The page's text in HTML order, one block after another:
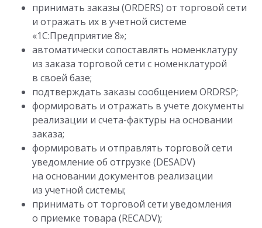
принимать заказы (ORDERS) от торговой сети
и отражать их в учетной системе
«1С:Предприятие 8»;
автоматически сопоставлять номенклатуру
из заказа торговой сети с номенклатурой
в своей базе;
подтверждать заказы сообщением ORDRSP;
формировать и отражать в учете документы
реализации и счета-фактуры на основании
заказа;
формировать и отправлять торговой сети
уведомление об отгрузке (DESADV)
на основании документов реализации
из учетной системы;
принимать от торговой сети уведомления
о приемке товара (RECADV);